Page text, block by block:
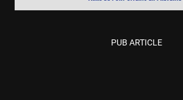
PUB ARTICLE